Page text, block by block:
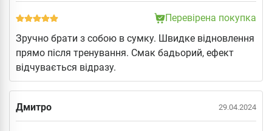
Перевірена покупка
Зручно брати з собою в сумку. Швидке відновлення
прямо після тренування. Смак бадьорий, ефект
відчувається відразу.
Дмитро 29.04.2024